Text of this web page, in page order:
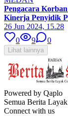
Pengacara
Kinerja Penyidik
26 Jun 2024, 15.28
0
9 0
Lihat lainnya
Powered by Qaplo
Semua Berita
Connect with us